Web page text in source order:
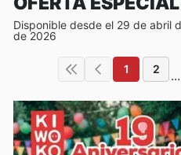
Disponible desde el 29 de abril
de 2026
1 2 ...